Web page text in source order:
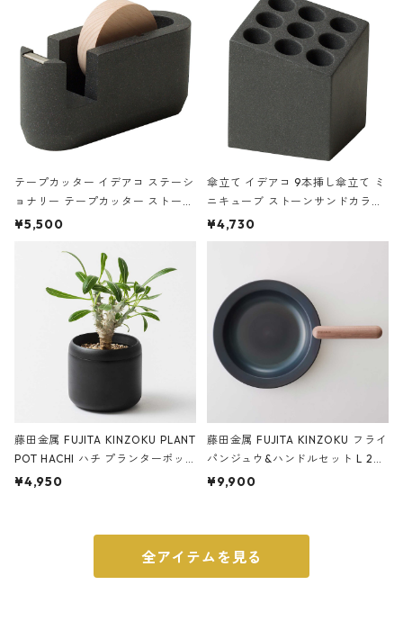
テープカッター イデアコ ステーシ
ョナリー テープカッター ストーン
サンドカラー 石調 ideaco Station
¥5,500
傘立て イデアコ 9本挿し傘立て ミ
ニキューブ ストーンサンドカラー
石調 ideaco Umbrella Stand CUB
E ストーンサンドブラック
¥4,730
藤田金属 FUJITA KINZOKU PLANT
POT HACHI ハチ プランターポッ
ト 3号 ブラック
¥4,950
藤田金属 FUJITA KINZOKU フライ
パンジュウ&ハンドルセット L 24c
m ガス火・IH対応 鉄フライパン
¥9,900
全アイテムを見る